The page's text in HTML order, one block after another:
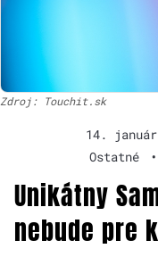
Zdroj: Touchit.sk
14.
Ostatné
•
Unikátny
nebude pre